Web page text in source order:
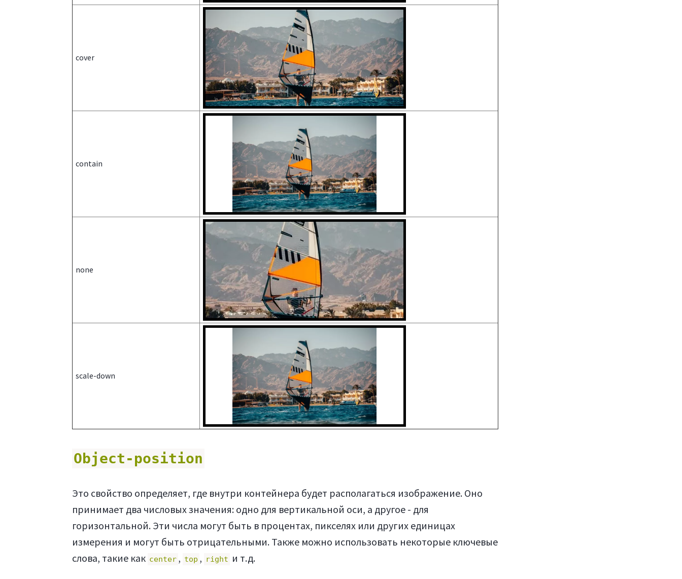
cover
contain
none
scale-down
Object-position
Это свойство определяет, где внутри контейнера будет располагаться изображение. Оно
принимает два числовых значения: одно для вертикальной оси, а другое - для
горизонтальной. Эти числа могут быть в процентах, пикселях или других единицах
измерения и могут быть отрицательными. Также можно использовать некоторые ключевые
слова, такие как center , top , right и т.д.